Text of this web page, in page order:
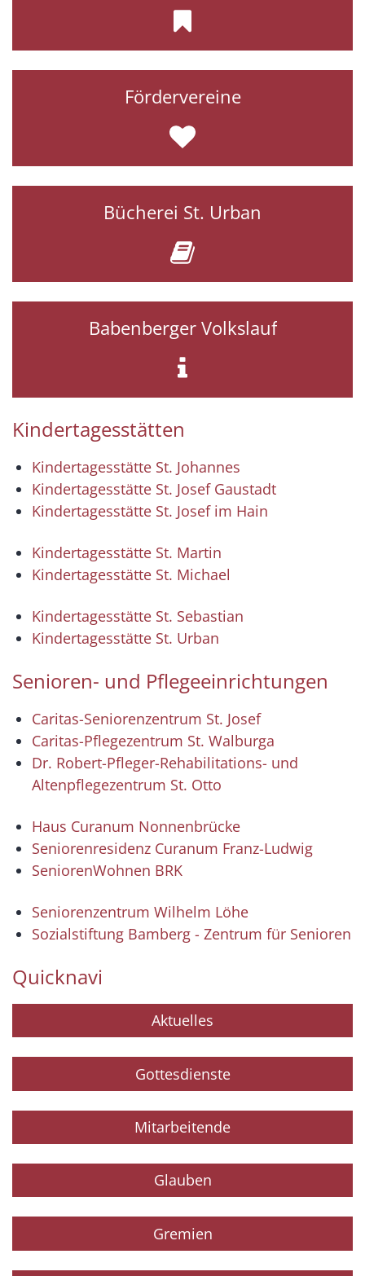
Fördervereine
Bücherei St. Urban
Babenberger Volkslauf
Kindertagesstätten
Kindertagesstätte St. Johannes
Kindertagesstätte St. Josef Gaustadt
Kindertagesstätte St. Josef im Hain
Kindertagesstätte St. Martin
Kindertagesstätte St. Michael
Kindertagesstätte St. Sebastian
Kindertagesstätte St. Urban
Senioren- und Pflegeeinrichtungen
Caritas-Seniorenzentrum St. Josef
Caritas-Pflegezentrum St. Walburga
Dr. Robert-Pfleger-Rehabilitations- und
Altenpflegezentrum St. Otto
Haus Curanum Nonnenbrücke
Seniorenresidenz Curanum Franz-Ludwig
SeniorenWohnen BRK
Seniorenzentrum Wilhelm Löhe
Sozialstiftung Bamberg - Zentrum für Senioren
Quicknavi
Aktuelles
Gottesdienste
Mitarbeitende
Glauben
Gremien